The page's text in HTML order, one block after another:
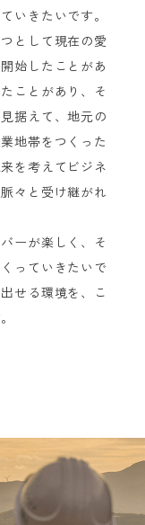
いきたいです。
として現在の愛
始したことがあ
ことがあり、そ
据えて、地元の
地帯をつくった
を考えてビジネ
々と受け継がれ
ーが楽しく、そ
っていきたいで
せる環境を、こ